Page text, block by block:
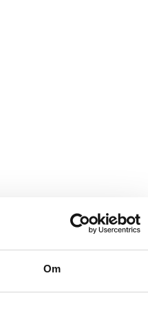
Om
i A0 og op. Vi fører rammer